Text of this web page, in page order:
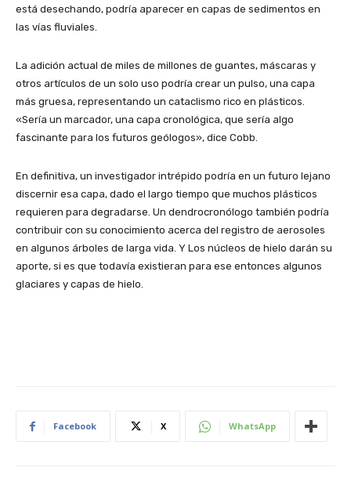
está desechando, podría aparecer en capas de sedimentos en
las vías fluviales.
La adición actual de miles de millones de guantes, máscaras y
otros artículos de un solo uso podría crear un pulso, una capa
más gruesa, representando un cataclismo rico en plásticos.
«Sería un marcador, una capa cronológica, que sería algo
fascinante para los futuros geólogos», dice Cobb.
En definitiva, un investigador intrépido podría en un futuro lejano
discernir esa capa, dado el largo tiempo que muchos plásticos
requieren para degradarse. Un dendrocronólogo también podría
contribuir con su conocimiento acerca del registro de aerosoles
en algunos árboles de larga vida. Y Los núcleos de hielo darán su
aporte, si es que todavía existieran para ese entonces algunos
glaciares y capas de hielo.
Facebook X WhatsApp